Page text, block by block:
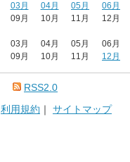
03月 04月 05月
06月
09月 10月 11月
12月
03月 04月 05月
06月
09月 10月 11月 12月
RSS2.0
利用規約 ｜ サイトマップ